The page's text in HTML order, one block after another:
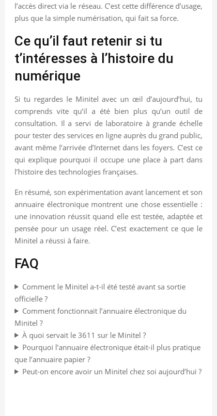
l’accès direct via le réseau. C’est cette différence d’usage,
plus que la simple numérisation, qui fait sa force.
Ce qu’il faut retenir si tu
t’intéresses à l’histoire du
numérique
Si tu regardes le Minitel avec un œil d’aujourd’hui, tu
comprends vite qu’il a été bien plus qu’un outil de
consultation. Il a servi de laboratoire à grande échelle
pour tester des services en ligne auprès du grand public,
avant même l’arrivée d’Internet dans les foyers. C’est ce
qui explique pourquoi il occupe une place à part dans
l’histoire des technologies françaises.
En résumé, son expérimentation avant lancement et son
annuaire électronique montrent une chose essentielle :
une innovation réussit quand elle est testée, adaptée et
pensée pour un usage réel. C’est exactement ce que le
Minitel a réussi à faire.
FAQ
Comment le Minitel a-t-il été testé avant sa sortie
officielle ?
Comment fonctionnait l’annuaire électronique du
Minitel ?
À quoi servait le 3611 sur le Minitel ?
Pourquoi l’annuaire électronique était-il plus pratique
que l’annuaire papier ?
Peut-on encore avoir un Minitel chez soi aujourd’hui ?